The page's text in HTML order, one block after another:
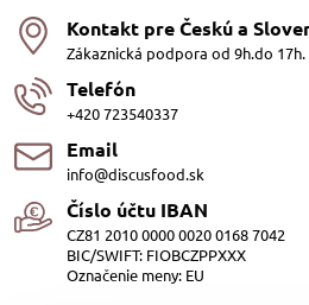
Kontakt pre Českú a
Zákaznická podpora od 9h.do 17h.
Telefón
+420 723540337
Email
info@discusfood.sk
Číslo účtu IBAN
CZ81 2010 0000 0020 0168 7042
BIC/SWIFT: FIOBCZPPXXX
Označenie meny: EU